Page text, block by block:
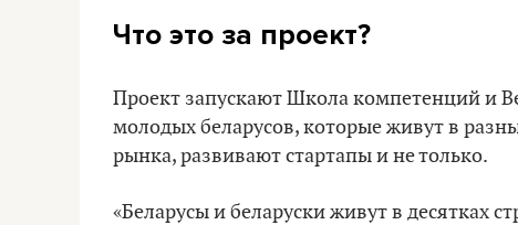
Что это за проект?
Проект запускают Школа компетенций и
молодых беларусов, которые живут в
рынка, развивают стартапы и не только.
«Беларусы и беларуски живут в десятках